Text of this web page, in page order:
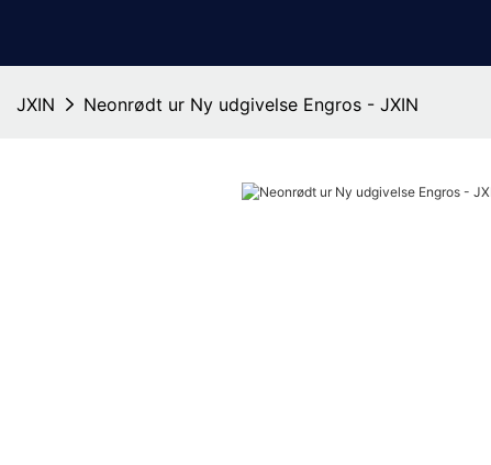
JXIN Neonrødt ur Ny udgivelse Engros - JXIN